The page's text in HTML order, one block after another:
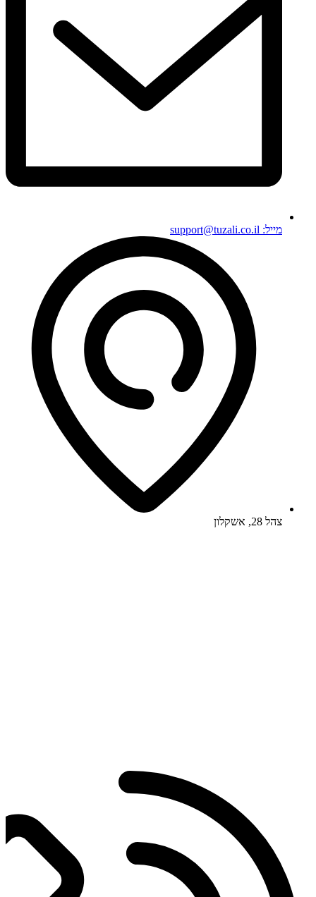
מייל: support@tuzali.co.il
צהל 28, אשקלון